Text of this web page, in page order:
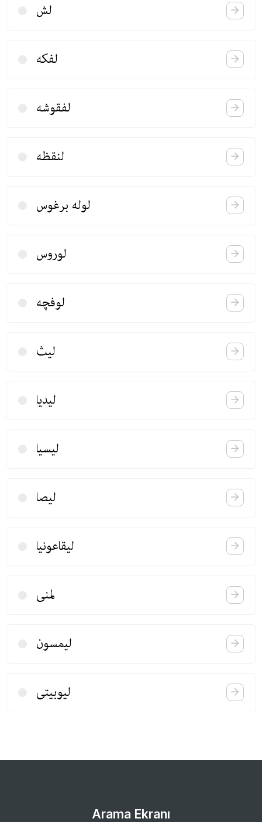
لش
لفكه
لفقوشه
لنقظه
لوله برغوس
لوروس
لوفچه
لیث
لیدیا
لیسیا
لیصا
لیقاعونیا
لمنی
لیمسون
لیوبیتی
Arama Ekranı